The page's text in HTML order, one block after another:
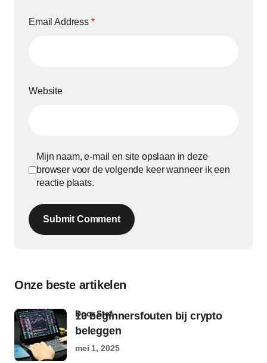
Email Address *
Website
Mijn naam, e-mail en site opslaan in deze
browser voor de volgende keer wanneer ik een
reactie plaats.
Submit Comment
Onze beste artikelen
10 beginnersfouten bij crypto
beleggen
door Stef
mei 1, 2025